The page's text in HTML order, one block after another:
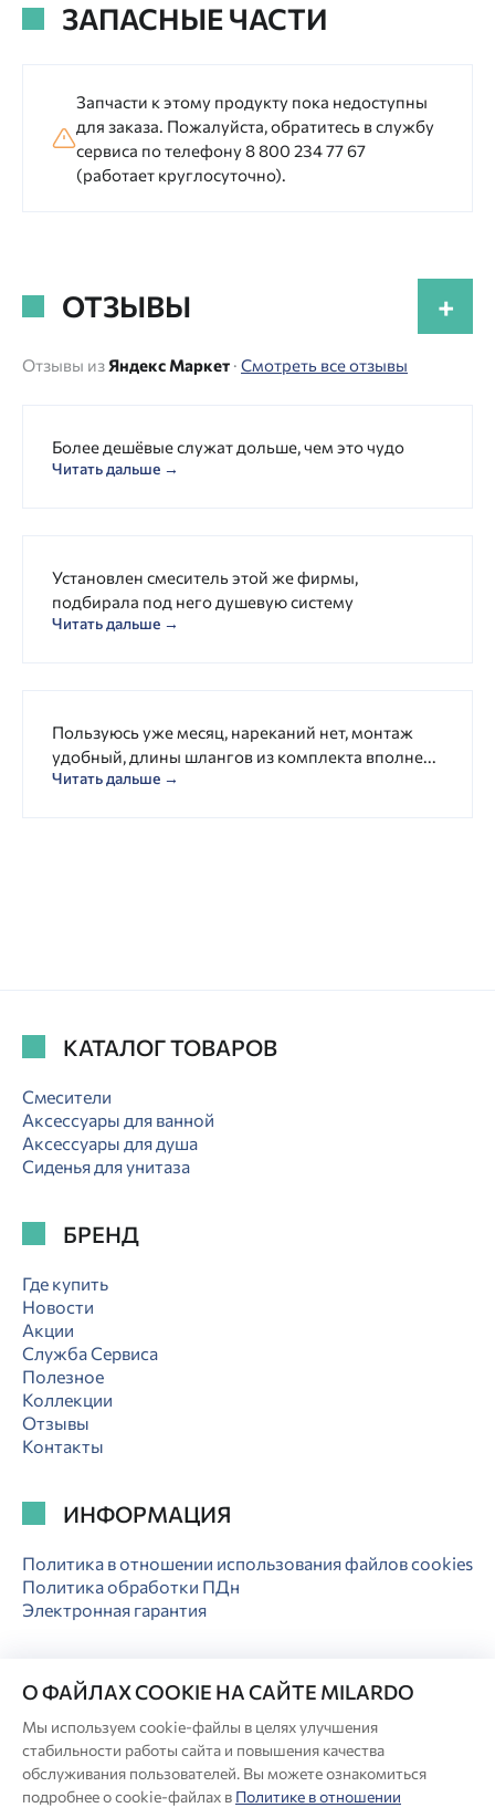
ЗАПАСНЫЕ ЧАСТИ
Запчасти к этому продукту пока недоступны
для заказа. Пожалуйста, обратитесь в службу
сервиса по телефону 8 800 234 77 67
(работает круглосуточно).
ОТЗЫВЫ +
Отзывы из Яндекс Маркет · Смотреть все отзывы
Более дешёвые служат дольше, чем это чудо
Читать дальше →
Установлен смеситель этой же фирмы,
подбирала под него душевую систему
Читать дальше →
Пользуюсь уже месяц, нареканий нет, монтаж
удобный, длины шлангов из комплекта вполне...
Читать дальше →
КАТАЛОГ ТОВАРОВ
Смесители
Аксессуары для ванной
Аксессуары для душа
Сиденья для унитаза
БРЕНД
Где купить
Новости
Акции
Служба Сервиса
Полезное
Коллекции
Отзывы
Контакты
ИНФОРМАЦИЯ
Политика в отношении использования файлов cookies
Политика обработки ПДн
Электронная гарантия
© Milardo
Разработка сайта:
О ФАЙЛАХ COOKIE НА САЙТЕ MILARDO
Мы используем cookie-файлы в целях улучшения
стабильности работы сайта и повышения качества
обслуживания пользователей. Вы можете ознакомиться
подробнее о cookie-файлах в Политике в отношении